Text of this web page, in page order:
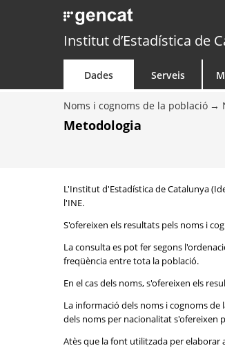
Institut d’Estadística de
Dades Serveis
Noms i cognoms de la població
Metodologia
L'Institut d'Estadística de Catalunya
l'INE.
S'ofereixen els resultats pels noms i
La consulta es pot fer segons
freqüència entre tota la població.
En el cas dels noms, s'ofereixen els
La informació dels noms i cognoms
dels noms per nacionalitat s'ofereixen
Atès que la font utilitzada per elaborar